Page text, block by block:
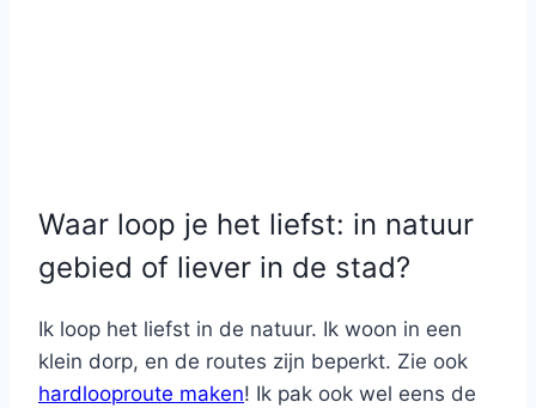
Waar loop je het liefst: in natuur
gebied of liever in de stad?
Ik loop het liefst in de natuur. Ik woon in een
klein dorp, en de routes zijn beperkt. Zie ook
hardlooproute maken! Ik pak ook wel eens de